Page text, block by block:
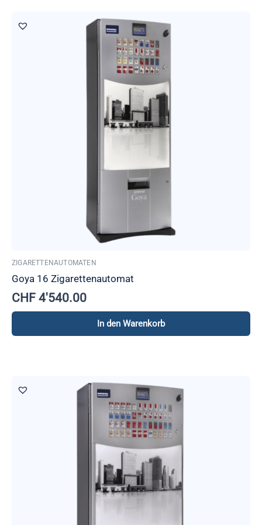
ZIGARETTENAUTOMATEN
Goya 16 Zigarettenautomat
CHF 4'540.00
In den Warenkorb